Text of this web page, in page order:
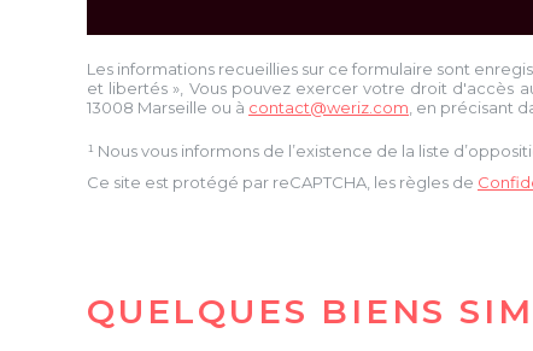
Les informations recueillies sur ce formulaire sont
et libertés », Vous pouvez exercer votre droit d'accès
13008 Marseille ou à contact@weriz.com , en précisant
¹ Nous vous informons de l’existence de la liste
Ce site est protégé par reCAPTCHA, les règles de
QUELQUES BIENS